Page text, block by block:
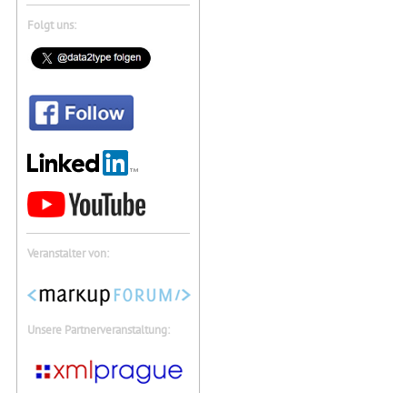
Folgt uns:
Veranstalter von:
Unsere Partnerveranstaltung: